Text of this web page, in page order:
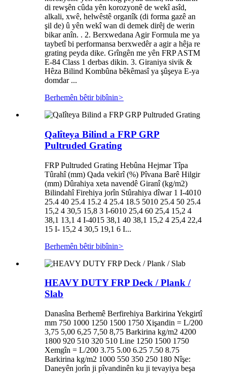
di rewşên cûda yên korozyonê de wekî asîd,
alkali, xwê, helwêstê organîk (di forma gazê an
şil de) û yên wekî wan di demek dirêj de werin
bikar anîn. . 2. Berxwedana Agir Formula me ya
taybetî bi performansa berxwedêr a agir a hêja re
grating peyda dike. Grîngên me yên FRP ASTM
E-84 Class 1 derbas dikin. 3. Giraniya sivik &
Hêza Bilind Kombûna bêkêmasî ya şûşeya E-ya
domdar ...
Berhemên bêtir bibînin>
Qalîteya Bilind a FRP GRP
Pultruded Grating
FRP Pultruded Grating Hebûna Hejmar Tîpa
Tûrahî (mm) Qada vekirî (%) Pîvana Barê Hilgir
(mm) Dûrahiya xeta navendê Giranî (kg/m2)
Bilindahî Firehiya jorîn Stûrahiya dîwar 1 I-4010
25.4 40 25.4 15.2 4 25.4 18.5 5010 25.4 50 25.4
15,2 4 30,5 15,8 3 I-6010 25,4 60 25,4 15,2 4
38,1 13,1 4 I-4015 38,1 40 38,1 15,2 4 25,4 22,4
15 I- 15,2 4 30,5 19,1 6 I...
Berhemên bêtir bibînin>
HEAVY DUTY FRP Deck / Plank /
Slab
Danasîna Berhemê Berfirehiya Barkirina Yekgirtî
mm 750 1000 1250 1500 1750 Xişandin = L/200
3,75 5,00 6,25 7,50 8,75 Barkirina kg/m2 4200
1800 920 510 320 510 Line 1250 1500 1750
Xemgîn = L/200 3.75 5.00 6.25 7.50 8.75
Barkirina kg/m2 1000 550 350 250 180 Nîşe:
Daneyên jorîn ji pîvandinên ku ji tevayiya beşa